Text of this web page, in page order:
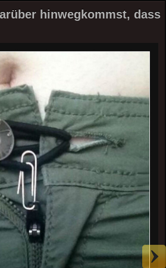
hinwegkommst, dass